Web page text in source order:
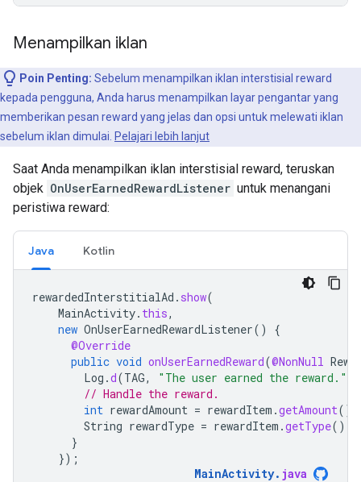
Menampilkan iklan
Poin Penting: Sebelum menampilkan iklan interstisial reward
kepada pengguna, Anda harus menampilkan layar pengantar yang
memberikan pesan reward yang jelas dan opsi untuk melewati iklan
sebelum iklan dimulai. Pelajari lebih lanjut
Saat Anda menampilkan iklan interstisial reward, teruskan
objek OnUserEarnedRewardListener untuk menangani
peristiwa reward:
Java Kotlin
rewardedInterstitialAd . show(
MainActivity. this,
new OnUserEarnedRewardListener()
{
@Override
public void onUserEarnedReward(@NonNull
Log .d(TAG, "The user earned the reward."
// Handle the reward.
int rewardAmount = rewardItem .getAmount();
String rewardType = rewardItem .getType();
}
});
MainActivity. java